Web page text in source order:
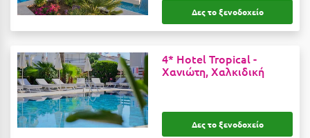
Ιωάννινα
Καβάλα
Καλάβρυτα
Καλαμάτα
Δες το ξενοδοχείο
4* Hotel Tropical -
Χανιώτη, Χαλκιδική
Δες το ξενοδοχείο